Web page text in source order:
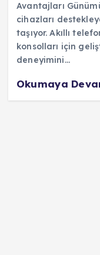
Avantajları
cihazları
taşıyor. Akıllı
konsolları için
deneyimini…
Okumaya